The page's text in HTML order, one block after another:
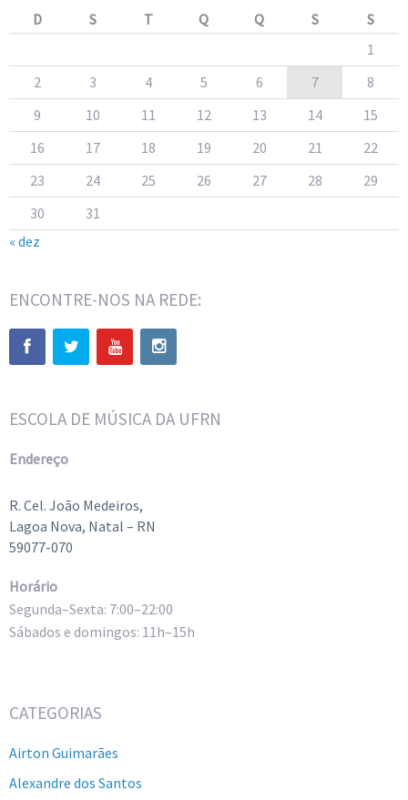
D
S T Q Q S
S
1
2
3 4 5 6 7
8
9
10 11 12 13 14
15
16
17 18 19 20 21
22
23
24 25 26 27 28
29
30
31
« dez
ENCONTRE-NOS NA REDE:
ESCOLA DE MÚSICA DA UFRN
Endereço
R. Cel. João Medeiros,
Lagoa Nova, Natal – RN
59077-070
Horário
Segunda–Sexta: 7:00–22:00
Sábados e domingos: 11h–15h
CATEGORIAS
Airton Guimarães
Alexandre dos Santos